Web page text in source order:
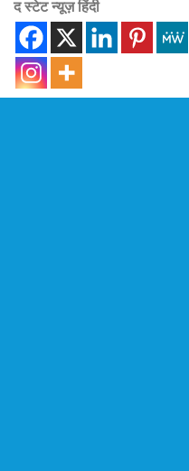
द स्टेट न्यूज़ हिंदी